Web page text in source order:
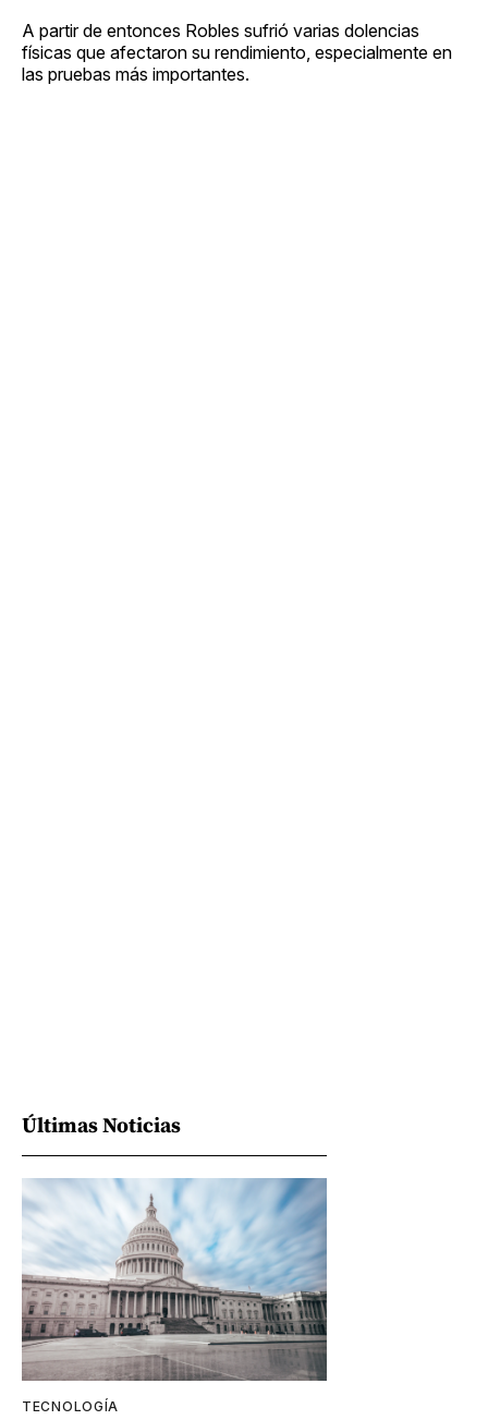
A partir de entonces Robles sufrió varias dolencias
físicas que afectaron su rendimiento, especialmente en
las pruebas más importantes.
Últimas Noticias
TECNOLOGÍA